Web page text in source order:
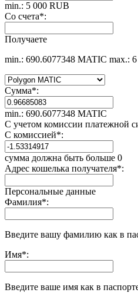
min.: 5 000 RUB
Со счета*:
Получаете
min.: 690.6077348 MATIC max.:
Сумма*:
min.: 690.6077348 MATIC
С учетом комиссии платежной
С комиссией*:
сумма должна быть больше 0
Адрес кошелька получателя*:
Персональные данные
Фамилия*:
Введите вашу фамилию как в
Имя*:
Введите ваше имя как в